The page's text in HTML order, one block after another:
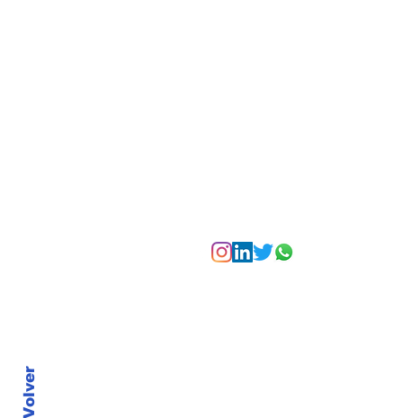
Volver